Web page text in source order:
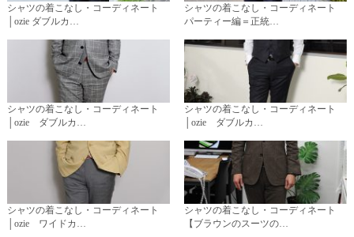
シャツの着こなし・コーディネート
│ozie ダブルカ…
シャツの着こなし・コーディネート
パーティー編＝正統…
シャツの着こなし・コーディネート
│ozie ダブルカ…
シャツの着こなし・コーディネート
│ozie ダブルカ…
シャツの着こなし・コーディネート
│ozie ワイドカ…
シャツの着こなし・コーディネート
【ブラウンのスーツの…